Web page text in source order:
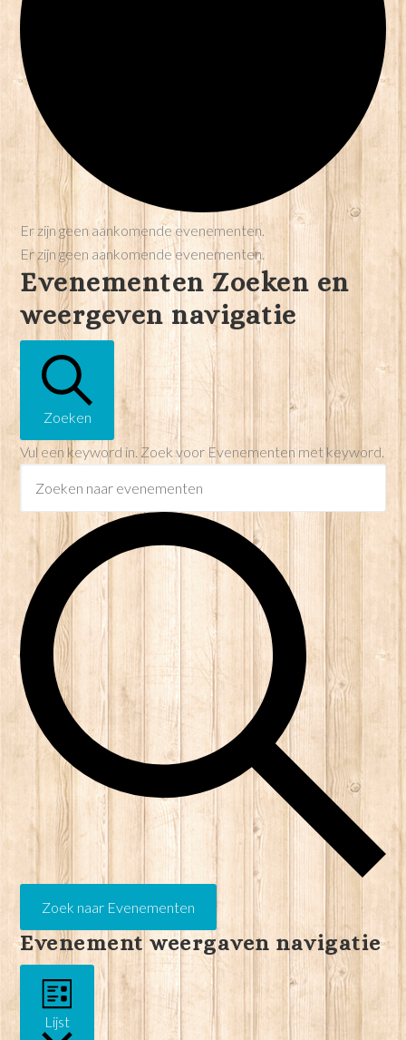
Er zijn geen aankomende evenementen.
Er zijn geen aankomende evenementen.
Evenementen Zoeken en
weergeven navigatie
Zoeken
Vul een keyword in. Zoek voor Evenementen met keyword.
Zoek naar Evenementen
Evenement weergaven navigatie
Lijst